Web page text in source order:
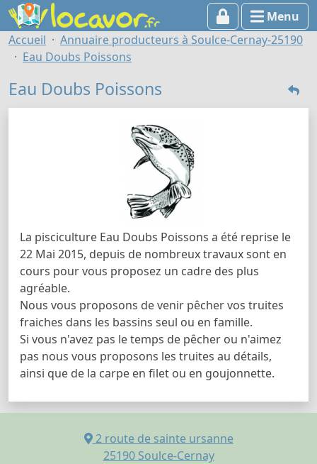
Menu
Accueil
Annuaire producteurs à Soulce-Cernay-25190
Eau Doubs Poissons
Eau Doubs Poissons
La pisciculture Eau Doubs Poissons a été reprise le
22 Mai 2015, depuis de nombreux travaux sont en
cours pour vous proposez un cadre des plus
agréable.
Nous vous proposons de venir pêcher vos truites
fraiches dans les bassins seul ou en famille.
Si vous n'avez pas le temps de pêcher ou n'aimez
pas nous vous proposons les truites au détails,
ainsi que de la carpe en filet ou en goujonnette.
2 route de sainte ursanne
25190 Soulce-Cernay